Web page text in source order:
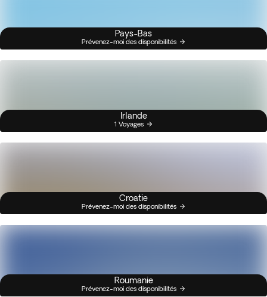
Pays-Bas
Prévenez-moi des disponibilités
Irlande
1 Voyages
Croatie
Prévenez-moi des disponibilités
Roumanie
Prévenez-moi des disponibilités